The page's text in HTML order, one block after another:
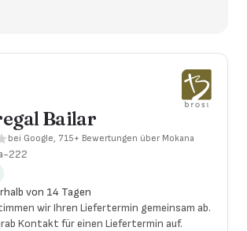
Bailar
bei Google, 715+ Bewertungen über Mokana
222
von 14 Tagen
wir Ihren Liefertermin gemeinsam ab.
Kontakt für einen Liefertermin auf.